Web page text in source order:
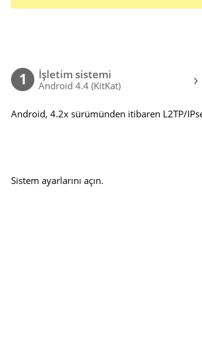
1 İşletim sistemi
Android 4.4 (KitKat) ›
Android, 4.2x sürümünden itibaren L2TP/
Sistem ayarlarını açın.